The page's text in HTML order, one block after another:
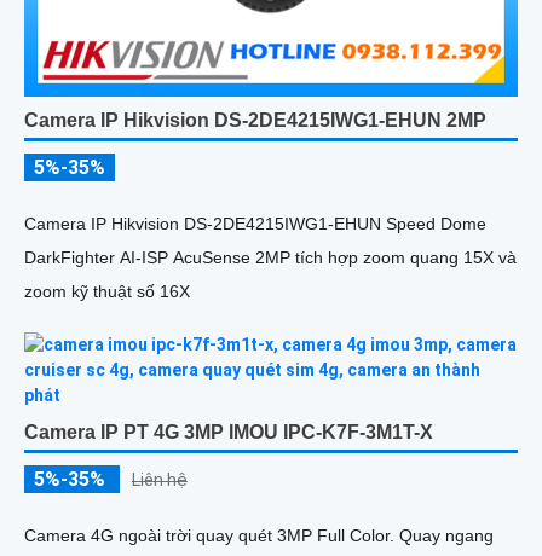
Camera IP Hikvision DS-2DE4215IWG1-EHUN 2MP
5%-35%
Camera IP Hikvision DS-2DE4215IWG1-EHUN Speed Dome
DarkFighter AI-ISP AcuSense 2MP tích hợp zoom quang 15X và
zoom kỹ thuật số 16X
Camera IP PT 4G 3MP IMOU IPC-K7F-3M1T-X
5%-35% Liên hệ
Camera 4G ngoài trời quay quét 3MP Full Color. Quay ngang